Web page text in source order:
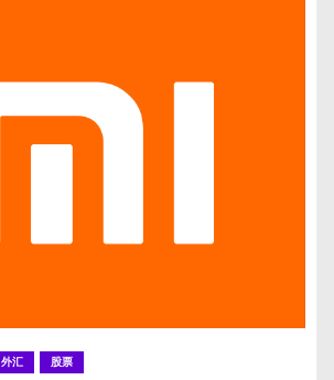
外汇 股票